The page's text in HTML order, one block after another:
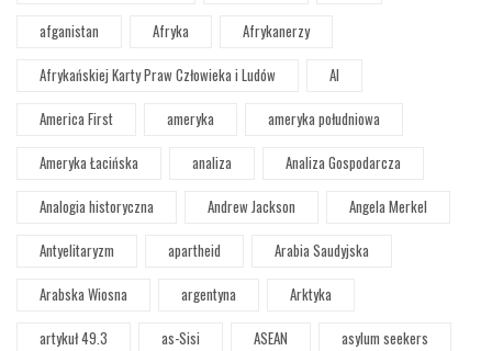
afganistan
Afryka
Afrykanerzy
Afrykańskiej Karty Praw Człowieka i Ludów
AI
America First
ameryka
ameryka południowa
Ameryka Łacińska
analiza
Analiza Gospodarcza
Analogia historyczna
Andrew Jackson
Angela Merkel
Antyelitaryzm
apartheid
Arabia Saudyjska
Arabska Wiosna
argentyna
Arktyka
artykuł 49.3
as-Sisi ASEAN
asylum seekers